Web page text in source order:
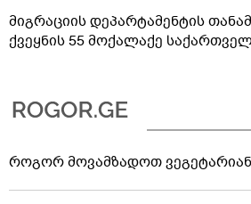
მიგრაციის დეპარტამენტის
ქვეყნის 55 მოქალაქე
როგორ მოვამზადოთ